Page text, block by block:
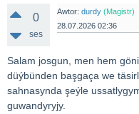
0
ses
Awtor: durdy (Magistr)
28.07.2026 02:36
Salam josgun, men hem
düýbünden başgaça we
sahnasynda şeýle
guwandyryjy.